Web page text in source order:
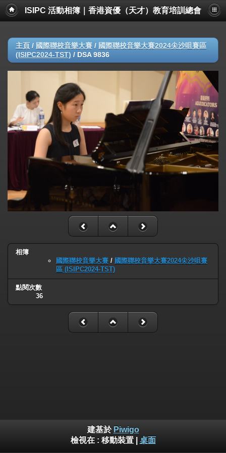
ISIPC 活動相簿｜香港資優（天才）教育培訓總會
主頁 / 國際聯校音樂大賽 / 國際聯校音樂大賽2024尖沙咀賽區
(ISIPC2024-TST) / DSA 9836
相簿
國際聯校音樂大賽 / 國際聯校音樂大賽2024尖沙咀賽
區 (ISIPC2024-TST)
點閱次數
36
建基於 Piwigo
檢視在 : 移動裝置| 桌面